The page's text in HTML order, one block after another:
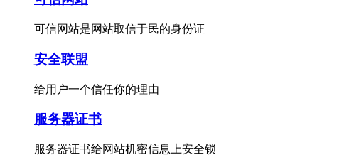
可信网站是网站取信于民的身份证
安全联盟
给用户一个信任你的理由
服务器证书
服务器证书给网站机密信息上安全锁